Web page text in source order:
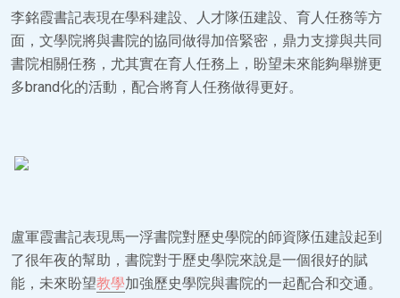
李銘霞書記表現在學科建設、人才隊伍建設、育人任務等方
面，文學院將與書院的協同做得加倍緊密，鼎力支撐與共同
書院相關任務，尤其實在育人任務上，盼望未來能夠舉辦更
多brand化的活動，配合將育人任務做得更好。
盧軍霞書記表現馬一浮書院對歷史學院的師資隊伍建設起到
了很年夜的幫助，書院對于歷史學院來說是一個很好的賦
能，未來盼望教學加強歷史學院與書院的一起配合和交通。